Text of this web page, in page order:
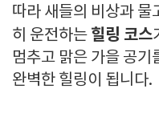
따라 새들의 비상과 물
히 운전하는 힐링 코스
멈추고 맑은 가을 공
완벽한 힐링이 됩니다.